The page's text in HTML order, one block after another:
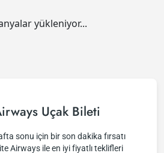
yükleniyor...
Uçak Bileti
sonu için bir son dakika fırsatı
Airways ile en iyi fiyatlı teklifleri